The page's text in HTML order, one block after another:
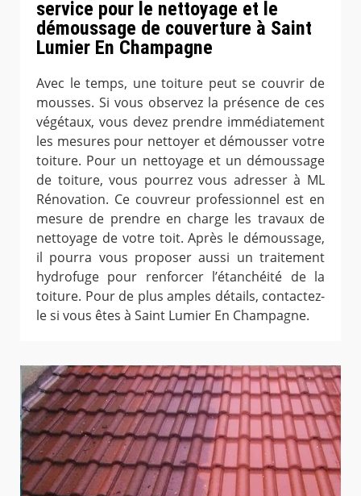
service pour le nettoyage et le
démoussage de couverture à Saint
Lumier En Champagne
Avec le temps, une toiture peut se couvrir de
mousses. Si vous observez la présence de ces
végétaux, vous devez prendre immédiatement
les mesures pour nettoyer et démousser votre
toiture. Pour un nettoyage et un démoussage
de toiture, vous pourrez vous adresser à ML
Rénovation. Ce couvreur professionnel est en
mesure de prendre en charge les travaux de
nettoyage de votre toit. Après le démoussage,
il pourra vous proposer aussi un traitement
hydrofuge pour renforcer l’étanchéité de la
toiture. Pour de plus amples détails, contactez-
le si vous êtes à Saint Lumier En Champagne.